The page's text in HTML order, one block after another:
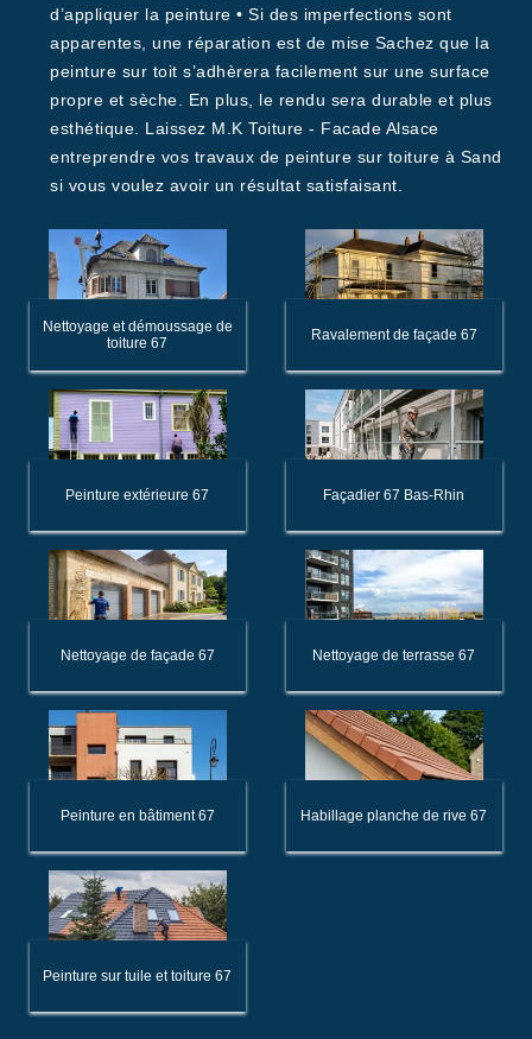
d’appliquer la peinture • Si des imperfections sont
apparentes, une réparation est de mise Sachez que la
peinture sur toit s’adhèrera facilement sur une surface
propre et sèche. En plus, le rendu sera durable et plus
esthétique. Laissez M.K Toiture - Facade Alsace
entreprendre vos travaux de peinture sur toiture à Sand
si vous voulez avoir un résultat satisfaisant.
Nettoyage et démoussage de
toiture 67
Ravalement de façade 67
Peinture extérieure 67 Façadier 67 Bas-Rhin
Nettoyage de façade 67 Nettoyage de terrasse 67
Peinture en bâtiment 67 Habillage planche de rive 67
Peinture sur tuile et toiture 67